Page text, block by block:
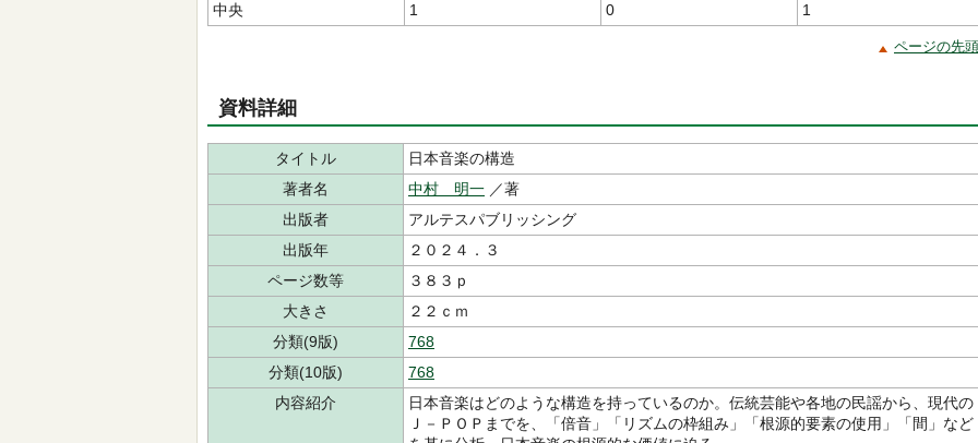
中央
1 0 1
ページの先
資料詳細
タイトル
日本音楽の構造
著者名
中村 明一 ／著
出版者
アルテスパブリッシング
出版年
２０２４．３
ページ数等
３８３ｐ
大きさ
２２ｃｍ
分類(9版)
768
分類(10版)
768
内容紹介
日本音楽はどのような構造を持っているのか。伝統芸能や各地の民謡から、現代の
Ｊ－ＰＯＰまでを、「倍音」「リズムの枠組み」「根源的要素の使用」「間」など